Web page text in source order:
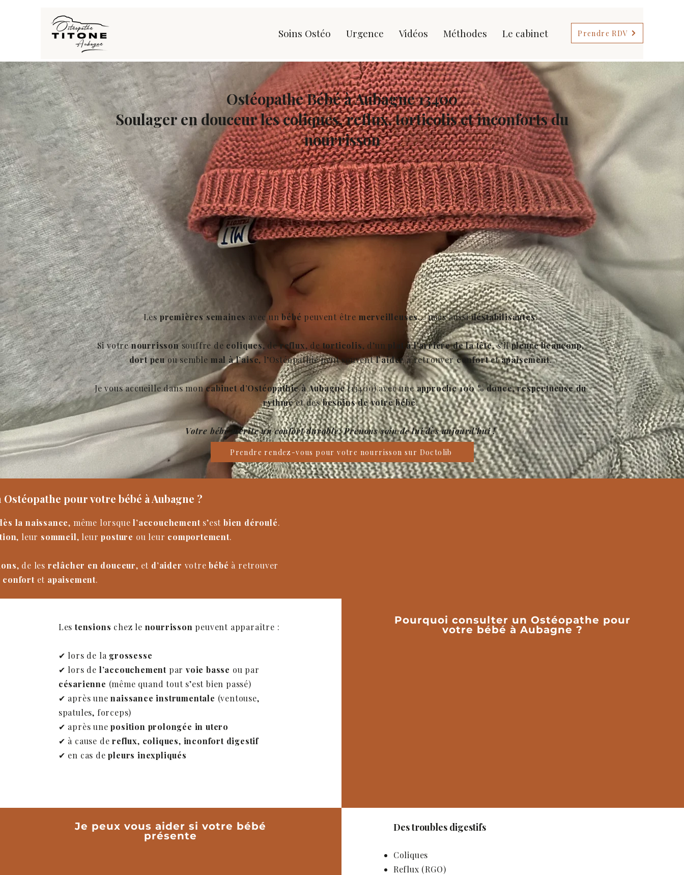
Soins Ostéo Urgence Vidéos Méthodes Le cabinet Prendre RDV
Ostéopathe Bébé à Aubagne 13400
Soulager en douceur les coliques, reflux, torticolis et inconforts du
nourrisson
Les premières semaines avec unbébé peuvent être merveilleuses… mais aussidéstabilisantes.
Si votrenourrissonsouffre de coliques, dereflux, de torticolis, d’un plat à l’arrière de la tête, s’ilpleure beaucoup,
dort peuou semble mal à l’aise, l’Ostéopathie peut souventl’aiderà retrouverconfortetapaisement.
Je vous accueille dans moncabinet d’Ostéopathie à Aubagne(13400) avec uneapproche 100 % douce,respectueuse du
rythmeet desbesoins de votre bébé.
Votre bébé mérite un confort durable: Prenons soin de lui dès aujourd’hui !
Prendre rendez-vous pour votre nourrisson sur Doctolib
pour votre bébé à Aubagne ?
la naissance, même lorsquel’accouchements’est bien déroulé.
, leur sommeil, leurposture ou leur comportement.
, de les relâcher en douceur, et d’aider votrebébé à retrouver
confortet apaisement.
Lestensions chez le nourrisson peuvent apparaître :
✔ lors de la grossesse
✔ lors de l’accouchement parvoie basse ou par
césarienne (même quand tout s’est bien passé)
✔ après unenaissance instrumentale (ventouse,
spatules, forceps)
✔ après uneposition prolongée in utero
✔ à cause dereflux, coliques, inconfort digestif
✔ en cas depleurs inexpliqués
Pourquoi consulter un Ostéopathe pour
votre bébé à Aubagne ?
Je peux vous aider si votre bébé
présente
Des troubles digestifs
Coliques
Reflux (RGO)